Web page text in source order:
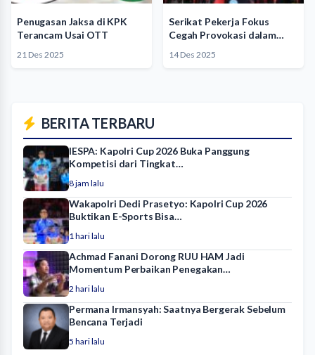
Penugasan Jaksa di KPK
Terancam Usai OTT
21 Des 2025
Serikat Pekerja Fokus
Cegah Provokasi dalam
14 Des 2025
BERITA TERBARU
IESPA: Kapolri Cup 2026 Buka Panggung
Kompetisi dari Tingkat…
8 jam lalu
Wakapolri Dedi Prasetyo: Kapolri Cup 2026
Buktikan E-Sports Bisa…
1 hari lalu
Achmad Fanani Dorong RUU HAM Jadi
Momentum Perbaikan Penegakan…
2 hari lalu
Permana Irmansyah: Saatnya Bergerak Sebelum
Bencana Terjadi
5 hari lalu